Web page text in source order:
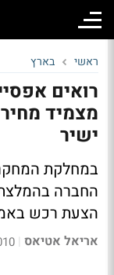
ראשי בארץ
ישיר
במחלקת
החברה
הצעת רכש
אריאל אטיאס |